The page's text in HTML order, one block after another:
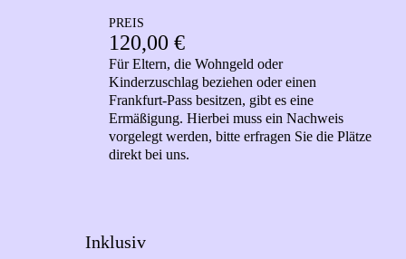
PREIS
120,00 €
Für Eltern, die Wohngeld oder
Kinderzuschlag beziehen oder einen
Frankfurt-Pass besitzen, gibt es eine
Ermäßigung. Hierbei muss ein Nachweis
vorgelegt werden, bitte erfragen Sie die Plätze
direkt bei uns.
Inklusiv